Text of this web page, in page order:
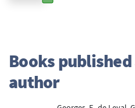
Books
author